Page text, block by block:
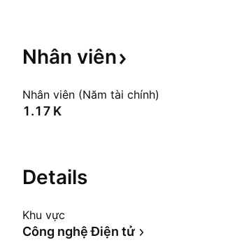
Nhân viên
Nhân viên (Năm tài chính)
‪1.17 K‬
Details
Khu vực
Công nghệ Điện tử